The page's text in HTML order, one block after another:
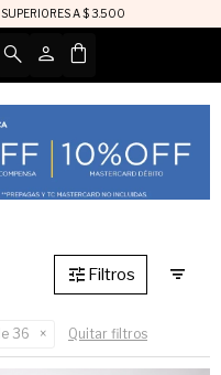
A $ 3.500
36 Quitar filtros